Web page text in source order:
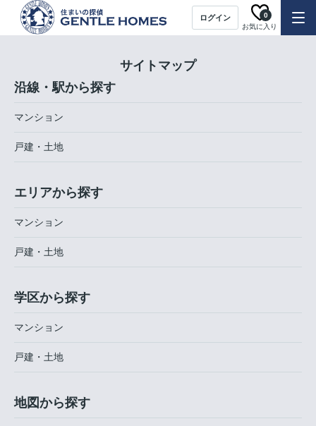
ログイン
お気に入り
0
サイトマップ
沿線・駅から探す
マンション
戸建・土地
エリアから探す
マンション
戸建・土地
学区から探す
マンション
戸建・土地
地図から探す